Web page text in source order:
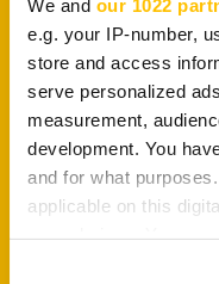
We and our 1022
e.g. your IP-number,
store and access
serve personalized
measurement,
development. You
and for what
applicable on this
enviar enlaces
hacer clic
dispositivo. Los
por personas de
incluso pueden
hacer más creíble